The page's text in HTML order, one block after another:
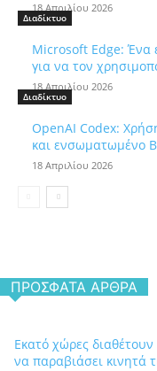
18 Απριλίου 2026
Διαδίκτυο
Microsoft Edge: Ένα
για να τον
18 Απριλίου 2026
Διαδίκτυο
OpenAI Codex:
και ενσωματωμένο
18 Απριλίου 2026
ΠΡΌΣΦΑΤΑ ΆΡΘΡΑ
Εκατό χώρες διαθέτουν
να παραβιάσει κινητά